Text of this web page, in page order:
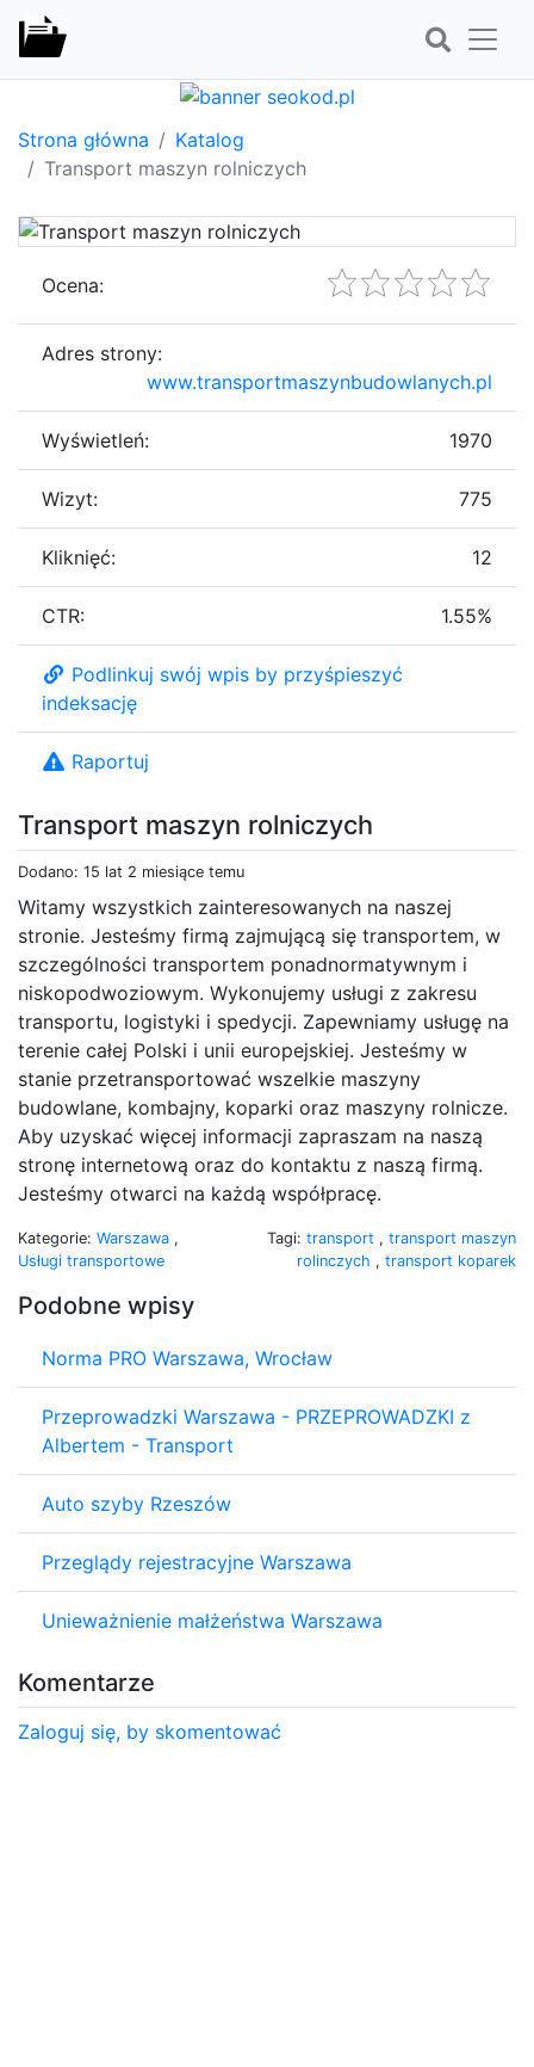
Strona główna
Katalog
Transport maszyn rolniczych
Transport maszyn rolniczych
Dodano: 15 lat 2 miesiące temu
Witamy wszystkich zainteresowanych na naszej
stronie. Jesteśmy firmą zajmującą się transportem, w
szczególności transportem ponadnormatywnym i
niskopodwoziowym. Wykonujemy usługi z zakresu
transportu, logistyki i spedycji. Zapewniamy usługę na
terenie całej Polski i unii europejskiej. Jesteśmy w
stanie przetransportować wszelkie maszyny
budowlane, kombajny, koparki oraz maszyny rolnicze.
Aby uzyskać więcej informacji zapraszam na naszą
stronę internetową oraz do kontaktu z naszą firmą.
Jesteśmy otwarci na każdą współpracę.
Kategorie: Warszawa ,
Usługi transportowe
Tagi: transport , transport maszyn
rolinczych , transport koparek
Podobne wpisy
Norma PRO Warszawa, Wrocław
Przeprowadzki Warszawa - PRZEPROWADZKI z
Albertem - Transport
Auto szyby Rzeszów
Przeglądy rejestracyjne Warszawa
Unieważnienie małżeństwa Warszawa
Komentarze
Zaloguj się, by skomentować
Ocena:
Adres strony:
www.transportmaszynbudowlanych.pl
Wyświetleń: 1970
Wizyt: 775
Kliknięć: 12
CTR: 1.55%
Podlinkuj swój wpis by przyśpieszyć
indeksację
Raportuj